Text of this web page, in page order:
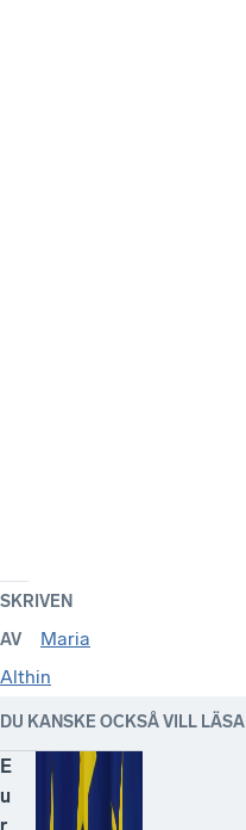
SKRIVEN
AV
Maria
Althin
DU KANSKE OCKSÅ VILL LÄSA
E
u